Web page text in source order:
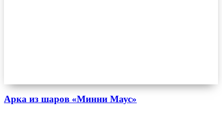
Арка из шаров «Минни Маус»